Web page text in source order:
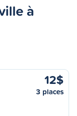
à
12$
3 places